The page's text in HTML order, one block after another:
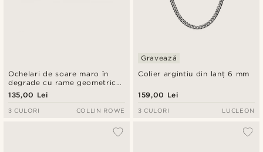
Ochelari de soare maro în
degrade cu rame geometrice
din corn
135,00 Lei
3 CULORI COLLIN ROWE
Colier argintiu din lanț 6 mm
Gravează
159,00 Lei
3 CULORI LUCLEON